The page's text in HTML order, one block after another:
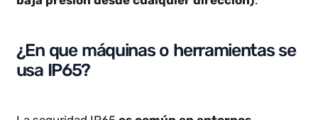
IP65 desglosado sería6 (Protección total contra
el polvo)y5 (Resistencia a chorros de agua a